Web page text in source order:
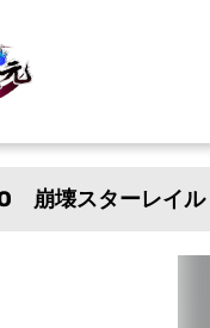
崩壊スターレ